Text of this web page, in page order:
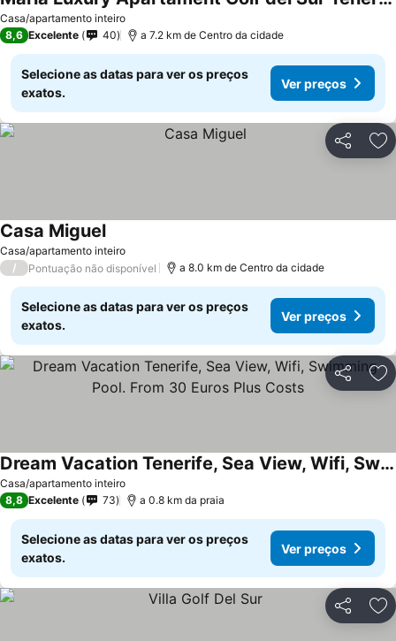
Casa/apartamento inteiro
Ver preços
8,6 Excelente 40 a 7.2 km de Centro da cidade
Selecione as datas para ver os preços
exatos.
Ver preços
Partilhar
Casa/apartamento inteiro
Casa MiguelVer preços
/ Pontuação não disponível a 8.0 km de Centro da cidade
Selecione as datas para ver os preços
exatos.
Ver preços
Partilhar
Casa/apartamento inteiro
Dream Vacation Tenerife, Sea View, Wifi, Swimming Pool. From 30 Euros Plus Costs
Ver preços
8,8 Excelente 73 a 0.8 km da praia
Selecione as datas para ver os preços
exatos.
Ver preços
Partilhar